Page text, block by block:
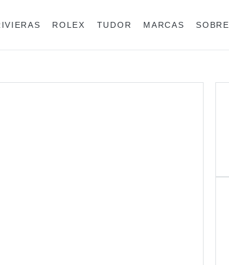
MARCAS SOBRE
ROLEX TUDOR